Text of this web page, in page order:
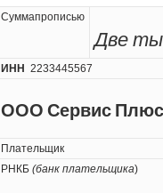
Суммапрописью
Две
ИНН 2233445567
ООО Сервис Плюс
Плательщик
РНКБ (банк плательщика)